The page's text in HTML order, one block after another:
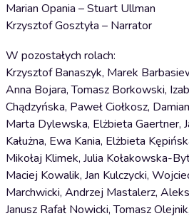
Marian Opania – Stuart Ullman
Krzysztof Gosztyła – Narrator
W pozostałych rolach:
Krzysztof Banaszyk, Marek
Anna Bojara, Tomasz Borkowski,
Chądzyńska, Paweł Ciołkosz,
Marta Dylewska, Elżbieta Gaertner,
Kałużna, Ewa Kania, Elżbieta
Mikołaj Klimek, Julia Kołakowska-
Maciej Kowalik, Jan Kulczycki,
Marchwicki, Andrzej Mastalerz,
Janusz Rafał Nowicki, Tomasz